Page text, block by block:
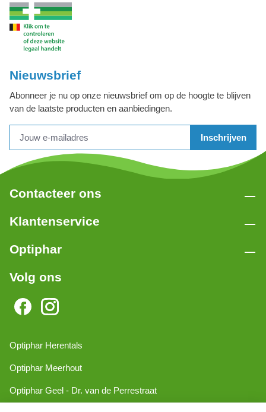
Nieuwsbrief
Abonneer je nu op onze nieuwsbrief om op de hoogte te blijven
van de laatste producten en aanbiedingen.
Inschrijven
Contacteer ons
Klantenservice
Optiphar
Volg ons
Optiphar Herentals
Optiphar Meerhout
Optiphar Geel - Dr. van de Perrestraat